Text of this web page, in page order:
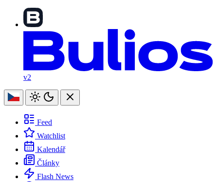
v2
Feed
Watchlist
Kalendář
Články
Flash News